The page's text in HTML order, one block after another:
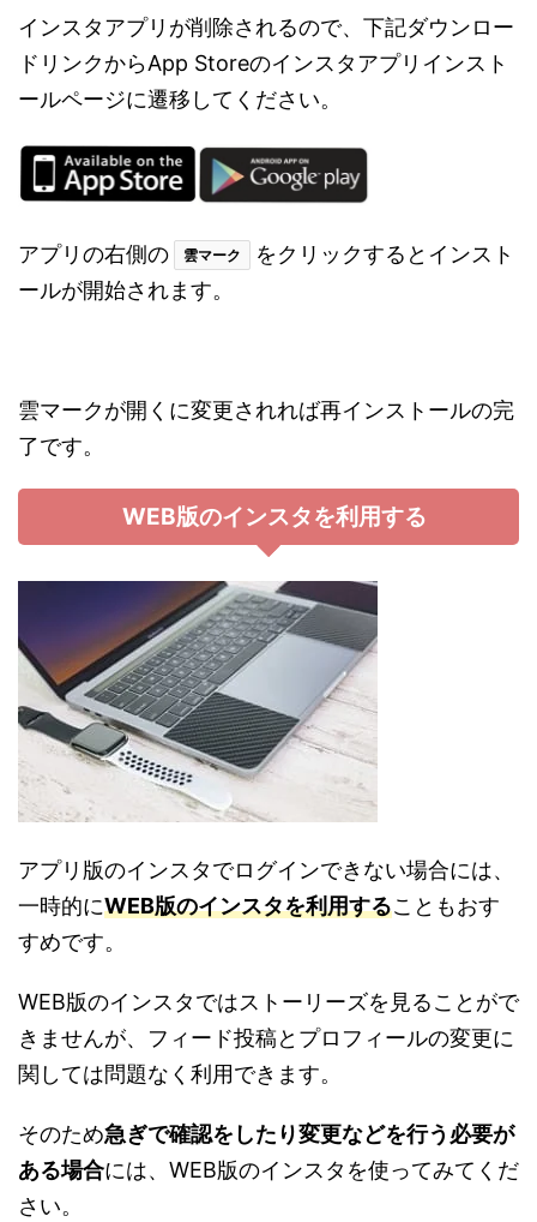
インスタアプリが削除されるので、下記ダウンロー
ドリンクからApp Storeのインスタアプリインスト
ールページに遷移してください。
アプリの右側の 雲マーク
をクリックするとインスト
ールが開始されます。
雲マークが開くに変更されれば再インストールの完
了です。
WEB版のインスタを利用する
アプリ版のインスタでログインできない場合には、
一時的にWEB版のインスタを利用することもおす
すめです。
WEB版のインスタではストーリーズを見ることがで
きませんが、フィード投稿とプロフィールの変更に
関しては問題なく利用できます。
そのため急ぎで確認をしたり変更などを行う必要が
ある場合には、WEB版のインスタを使ってみてくだ
さい。